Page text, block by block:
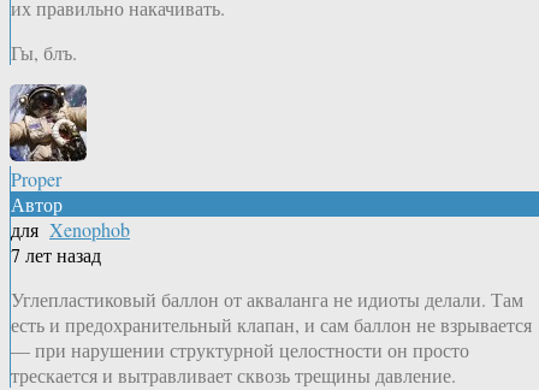
их правильно накачивать.
Гы, блъ.
Proper
Автор
для Xenophob
7 лет назад
Углепластиковый баллон от акваланга не идиоты делали. Там
есть и предохранительный клапан, и сам баллон не взрывается
— при нарушении структурной целостности он просто
трескается и вытравливает сквозь трещины давление.